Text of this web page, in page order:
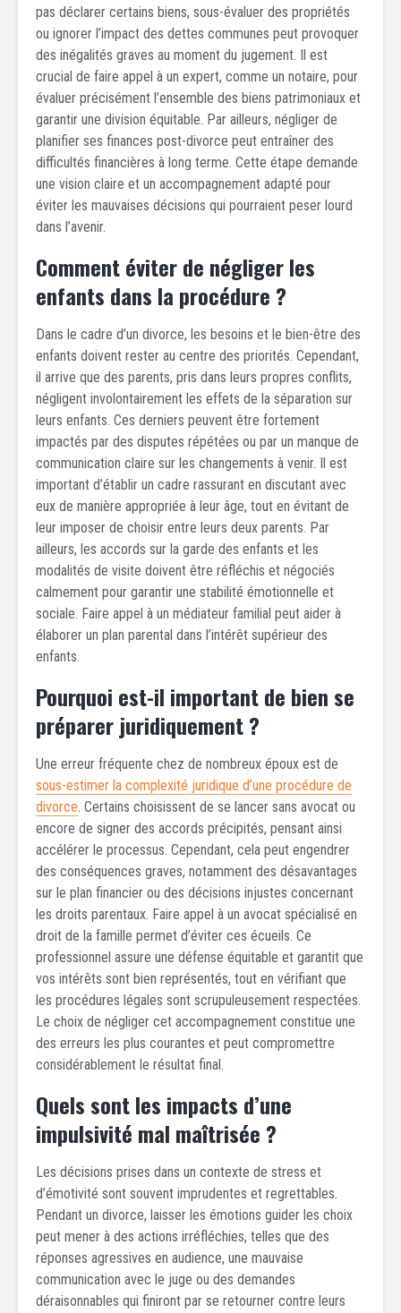
pas déclarer certains biens, sous-évaluer des propriétés
ou ignorer l’impact des dettes communes peut provoquer
des inégalités graves au moment du jugement. Il est
crucial de faire appel à un expert, comme un notaire, pour
évaluer précisément l’ensemble des biens patrimoniaux et
garantir une division équitable. Par ailleurs, négliger de
planifier ses finances post-divorce peut entraîner des
difficultés financières à long terme. Cette étape demande
une vision claire et un accompagnement adapté pour
éviter les mauvaises décisions qui pourraient peser lourd
dans l’avenir.
Comment éviter de négliger les
enfants dans la procédure ?
Dans le cadre d’un divorce, les besoins et le bien-être des
enfants doivent rester au centre des priorités. Cependant,
il arrive que des parents, pris dans leurs propres conflits,
négligent involontairement les effets de la séparation sur
leurs enfants. Ces derniers peuvent être fortement
impactés par des disputes répétées ou par un manque de
communication claire sur les changements à venir. Il est
important d’établir un cadre rassurant en discutant avec
eux de manière appropriée à leur âge, tout en évitant de
leur imposer de choisir entre leurs deux parents. Par
ailleurs, les accords sur la garde des enfants et les
modalités de visite doivent être réfléchis et négociés
calmement pour garantir une stabilité émotionnelle et
sociale. Faire appel à un médiateur familial peut aider à
élaborer un plan parental dans l’intérêt supérieur des
enfants.
Pourquoi est-il important de bien se
préparer juridiquement ?
Une erreur fréquente chez de nombreux époux est de
sous-estimer la complexité juridique d’une procédure de
divorce. Certains choisissent de se lancer sans avocat ou
encore de signer des accords précipités, pensant ainsi
accélérer le processus. Cependant, cela peut engendrer
des conséquences graves, notamment des désavantages
sur le plan financier ou des décisions injustes concernant
les droits parentaux. Faire appel à un avocat spécialisé en
droit de la famille permet d’éviter ces écueils. Ce
professionnel assure une défense équitable et garantit que
vos intérêts sont bien représentés, tout en vérifiant que
les procédures légales sont scrupuleusement respectées.
Le choix de négliger cet accompagnement constitue une
des erreurs les plus courantes et peut compromettre
considérablement le résultat final.
Quels sont les impacts d’une
impulsivité mal maîtrisée ?
Les décisions prises dans un contexte de stress et
d’émotivité sont souvent imprudentes et regrettables.
Pendant un divorce, laisser les émotions guider les choix
peut mener à des actions irréfléchies, telles que des
réponses agressives en audience, une mauvaise
communication avec le juge ou des demandes
déraisonnables qui finiront par se retourner contre leurs